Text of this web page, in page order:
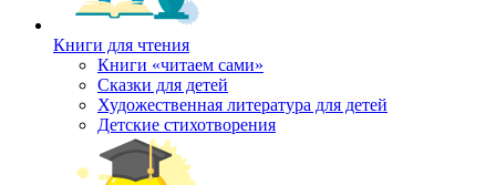
Книги для чтения
Книги «читаем сами»
Сказки для детей
Художественная литература для детей
Детские стихотворения